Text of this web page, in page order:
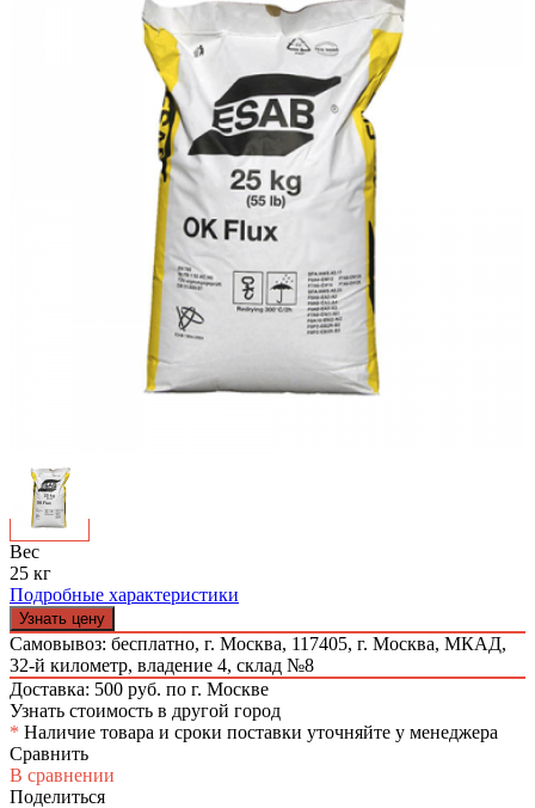
Вес
25 кг
Подробные характеристики
Узнать цену
Самовывоз: бесплатно, г. Москва, 117405, г. Москва, МКАД,
32-й километр, владение 4, склад №8
Доставка: 500 руб. по г. Москве
Узнать стоимость в другой город
* Наличие товара и сроки поставки уточняйте у менеджера
Сравнить
В сравнении
Поделиться